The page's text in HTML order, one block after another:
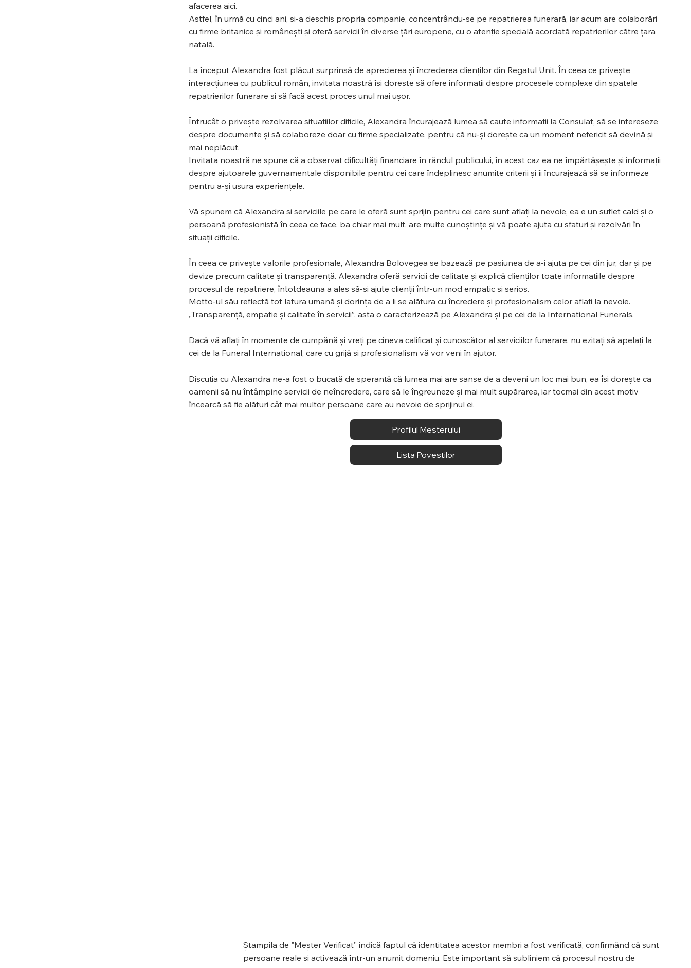
afacerea aici.
Astfel, în urmă cu cinci ani, și-a deschis propria companie, concentrându-se pe repatrierea funerară, iar acum are colaborări
cu firme britanice și românești și oferă servicii în diverse țări europene, cu o atenție specială acordată repatrierilor către țara
natală.
La început Alexandra fost plăcut surprinsă de aprecierea și încrederea clienților din Regatul Unit. În ceea ce privește
interacțiunea cu publicul român, invitata noastră își dorește să ofere informații despre procesele complexe din spatele
repatrierilor funerare și să facă acest proces unul mai ușor.
Întrucât o privește rezolvarea situațiilor dificile, Alexandra încurajează lumea să caute informații la Consulat, să se intereseze
despre documente și să colaboreze doar cu firme specializate, pentru că nu-și dorește ca un moment nefericit să devină și
mai neplăcut.
Invitata noastră ne spune că a observat dificultăți financiare în rândul publicului, în acest caz ea ne împărtășește și informații
despre ajutoarele guvernamentale disponibile pentru cei care îndeplinesc anumite criterii și îi încurajează să se informeze
pentru a-și ușura experiențele.
Vă spunem că Alexandra și serviciile pe care le oferă sunt sprijin pentru cei care sunt aflați la nevoie, ea e un suflet cald și o
persoană profesionistă în ceea ce face, ba chiar mai mult, are multe cunoștințe și vă poate ajuta cu sfaturi și rezolvări în
situații dificile.
În ceea ce privește valorile profesionale, Alexandra Bolovegea se bazează pe pasiunea de a-i ajuta pe cei din jur, dar și pe
devize precum calitate și transparență. Alexandra oferă servicii de calitate și explică clienților toate informațiile despre
procesul de repatriere, întotdeauna a ales să-și ajute clienții într-un mod empatic și serios.
Motto-ul său reflectă tot latura umană și dorința de a li se alătura cu încredere și profesionalism celor aflați la nevoie.
,,Transparență, empatie și calitate în servicii”, asta o caracterizează pe Alexandra și pe cei de la International Funerals.
Dacă vă aflați în momente de cumpănă și vreți pe cineva calificat și cunoscător al serviciilor funerare, nu ezitați să apelați la
cei de la Funeral International, care cu grijă și profesionalism vă vor veni în ajutor.
Discuția cu Alexandra ne-a fost o bucată de speranță că lumea mai are șanse de a deveni un loc mai bun, ea își dorește ca
oamenii să nu întâmpine servicii de neîncredere, care să le îngreuneze și mai mult supărarea, iar tocmai din acest motiv
încearcă să fie alături cât mai multor persoane care au nevoie de sprijinul ei.
Profilul Meșterului
Lista Poveștilor
Ștampila de "Meșter Verificat” indică faptul că identitatea acestor membri a fost verificată, confirmând că sunt
persoane reale și activează într-un anumit domeniu. Este important să subliniem că procesul nostru de